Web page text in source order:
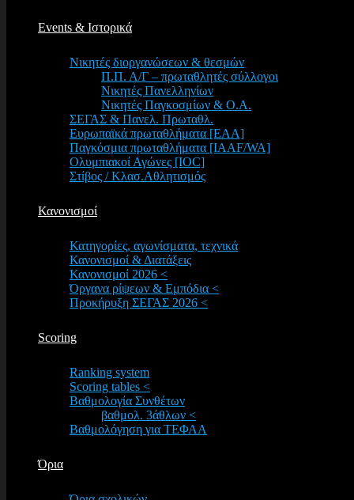
Events & Ιστορικά
Νικητές διοργανώσεων & θεσμών
Π.Π. Α/Γ – πρωταθλητές σύλλογοι
Νικητές Πανελληνίων
Νικητές Παγκοσμίων & Ο.Α.
ΣΕΓΑΣ & Πανελ. Πρωταθλ.
Ευρωπαϊκά πρωταθλήματα [EAA]
Παγκόσμια πρωταθλήματα [IAAF/WA]
Ολυμπιακοί Αγώνες [IOC]
Στίβος / Κλασ.Αθλητισμός
Κανονισμοί
Κατηγορίες, αγωνίσματα, τεχνικά
Κανονισμοί & Διατάξεις
Κανονισμοί 2026 <
Όργανα ρίψεων & Εμπόδια <
Προκήρυξη ΣΕΓΑΣ 2026 <
Scoring
Ranking system
Scoring tables <
Βαθμολογία Συνθέτων
βαθμολ. 3άθλων <
Βαθμολόγηση για ΤΕΦΑΑ
Όρια